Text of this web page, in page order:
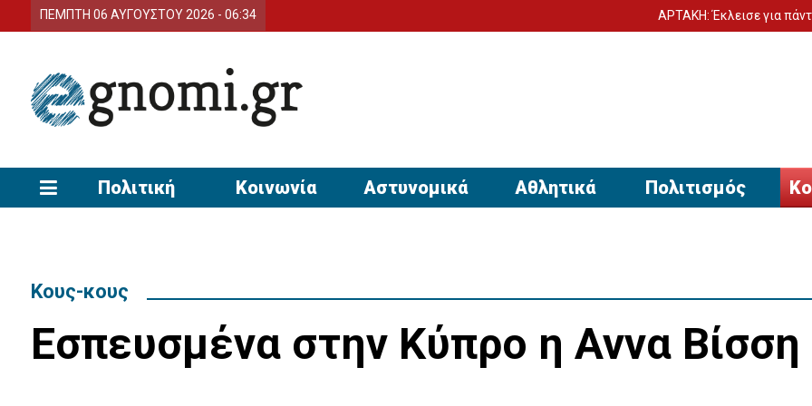
ΠΕΜΠΤΗ 06 ΑΥΓΟΥΣΤΟΥ 2026 - 06:34 ΑΡΤΑΚΗ: Έκλεισε για πάντα τα μάτια
Πολιτική Κοινωνία Αστυνομικά Αθλητικά Πολιτισμός
Κους-κους
Εσπευσμένα στην Κύπρο η Αννα Βίσση